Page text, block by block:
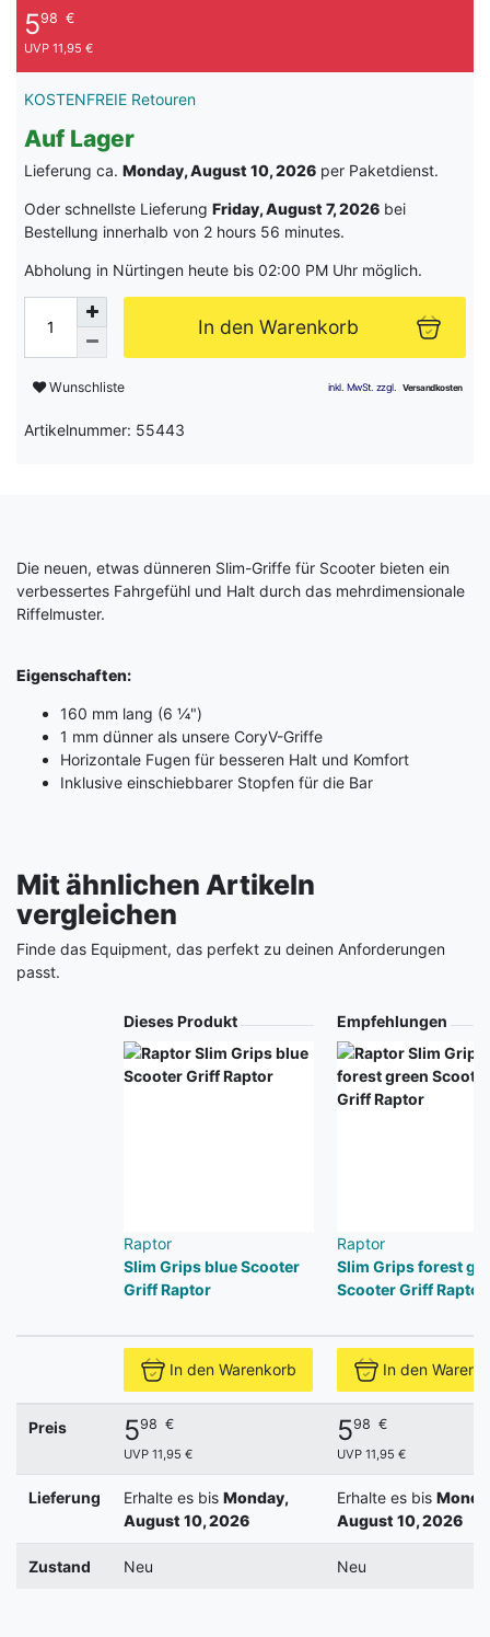
598 €
UVP 11,95 €
KOSTENFREIE Retouren
Auf Lager
Lieferung ca. Monday, August 10, 2026 per Paketdienst.
Oder schnellste Lieferung Friday, August 7, 2026 bei
Bestellung innerhalb von 2 hours 56 minutes.
Abholung in Nürtingen heute bis 02:00 PM Uhr möglich.
In den Warenkorb
Wunschliste
Artikelnummer: 55443
Die neuen, etwas dünneren Slim-Griffe für Scooter bieten ein
verbessertes Fahrgefühl und Halt durch das mehrdimensionale
Riffelmuster.
Eigenschaften:
160 mm lang (6 ¼")
1 mm dünner als unsere CoryV-Griffe
Horizontale Fugen für besseren Halt und Komfort
Inklusive einschiebbarer Stopfen für die Bar
Mit ähnlichen Artikeln
vergleichen
Finde das Equipment, das perfekt zu deinen Anforderungen
passt.
Dieses Produkt
Raptor
Slim Grips blue Scooter
Griff Raptor
Empfehlungen
Raptor
Slim Grips forest
Scooter Griff Raptor
In den Warenkorb In den
Preis 598 €
UVP 11,95 €
598 €
UVP 11,95 €
Lieferung Erhalte es bis Monday,
August 10, 2026
Erhalte es bis
August 10, 2026
Zustand Neu Neu